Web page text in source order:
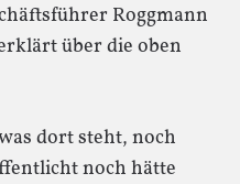
Roggmann
über die oben
dort steht, noch
noch hätte